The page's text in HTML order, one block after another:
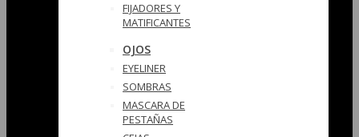
FIJADORES Y
MATIFICANTES
OJOS
EYELINER
SOMBRAS
MASCARA DE
PESTAÑAS